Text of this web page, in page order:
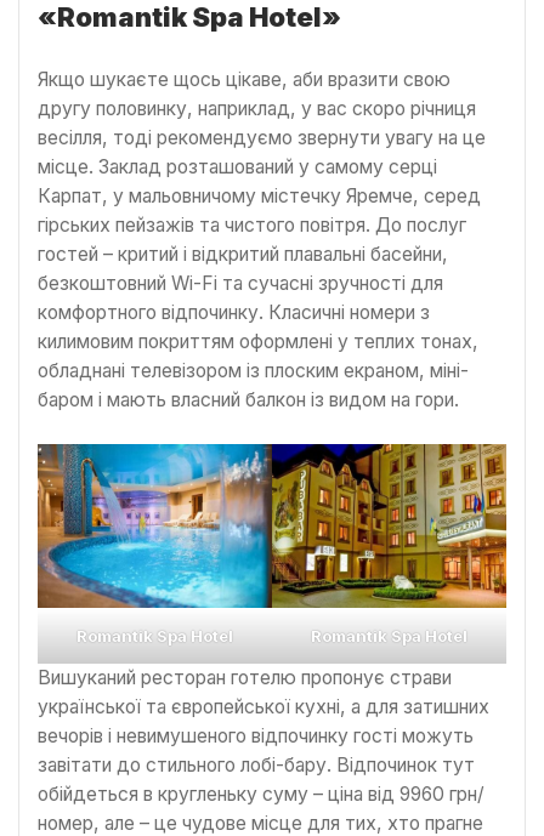
«Romantik Spa Hotel»
Якщо шукаєте щось цікаве, аби вразити свою
другу половинку, наприклад, у вас скоро річниця
весілля, тоді рекомендуємо звернути увагу на це
місце. Заклад розташований у самому серці
Карпат, у мальовничому містечку Яремче, серед
гірських пейзажів та чистого повітря. До послуг
гостей – критий і відкритий плавальні басейни,
безкоштовний Wi-Fi та сучасні зручності для
комфортного відпочинку. Класичні номери з
килимовим покриттям оформлені у теплих тонах,
обладнані телевізором із плоским екраном, міні-
баром і мають власний балкон із видом на гори.
Romantik Spa Hotel Romantik Spa Hotel
Вишуканий ресторан готелю пропонує страви
української та європейської кухні, а для затишних
вечорів і невимушеного відпочинку гості можуть
завітати до стильного лобі-бару. Відпочинок тут
обійдеться в кругленьку суму – ціна від 9960 грн/
номер, але – це чудове місце для тих, хто прагне